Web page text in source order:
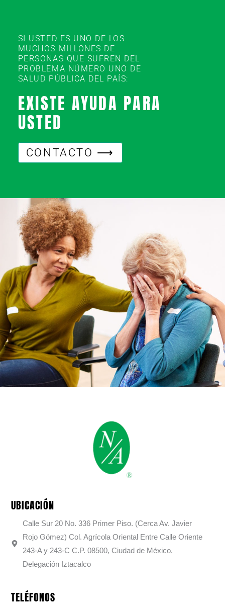
SI USTED ES UNO DE LOS
MUCHOS MILLONES DE
PERSONAS QUE SUFREN DEL
PROBLEMA NÚMERO UNO DE
SALUD PÚBLICA DEL PAÍS:
EXISTE AYUDA PARA
USTED
CONTACTO ⟶
UBICACIÓN
Calle Sur 20 No. 336 Primer Piso. (Cerca Av. Javier
Rojo Gómez) Col. Agrícola Oriental Entre Calle Oriente
243-A y 243-C C.P. 08500, Ciudad de México.
Delegación Iztacalco
TELÉFONOS